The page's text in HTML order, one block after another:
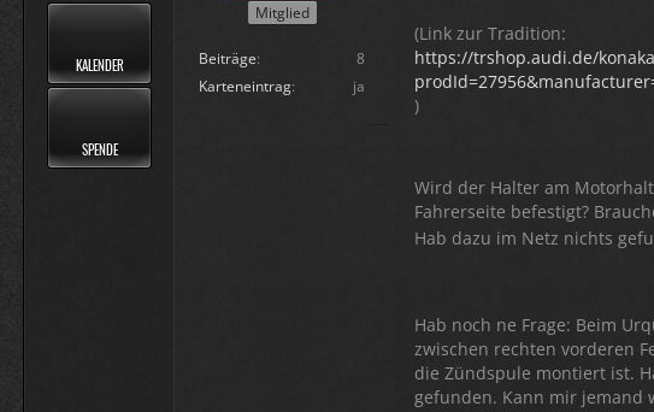
KALENDER
SPENDE
Mitglied
Beiträge
8
Karteneintrag
ja
(Link zur Tradition:
https://trshop.audi.de/
)
Wird der Halter am
Fahrerseite befestigt?
Hab dazu im Netz nichts
Hab noch ne Frage: Beim
zwischen rechten vorderen
die Zündspule montiert ist.
gefunden. Kann mir jemand